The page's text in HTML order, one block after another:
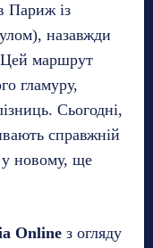
Париж із
назавжди
Цей маршрут
гламуру,
Сьогодні,
справжній
у новому, ще
Online з огляду